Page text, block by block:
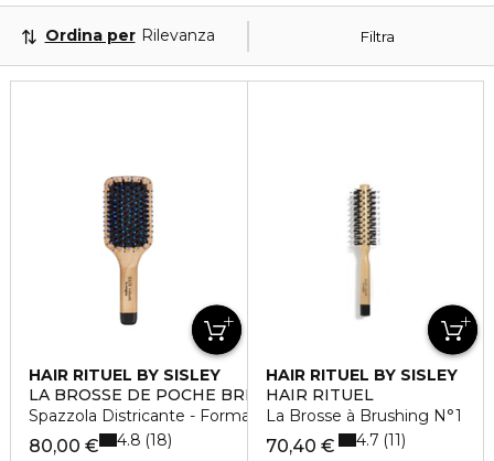
Filtra
Ordina per Rilevanza
HAIR RITUEL BY SISLEY
LA BROSSE DE POCHE BRILLANCE ET DOUCEUR
Spazzola Districante - Formato Viaggio
80,00 € 4.8 18
HAIR RITUEL BY SISLEY
HAIR RITUEL
La Brosse à Brushing N°1
70,40 €
4.7 11